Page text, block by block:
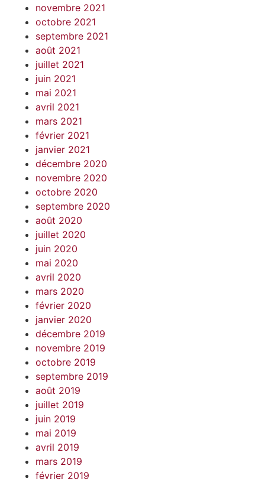
novembre 2021
octobre 2021
septembre 2021
août 2021
juillet 2021
juin 2021
mai 2021
avril 2021
mars 2021
février 2021
janvier 2021
décembre 2020
novembre 2020
octobre 2020
septembre 2020
août 2020
juillet 2020
juin 2020
mai 2020
avril 2020
mars 2020
février 2020
janvier 2020
décembre 2019
novembre 2019
octobre 2019
septembre 2019
août 2019
juillet 2019
juin 2019
mai 2019
avril 2019
mars 2019
février 2019